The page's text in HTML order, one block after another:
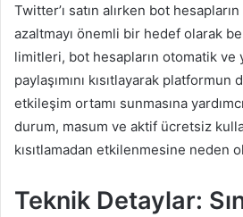
Twitter’ı satın alırken bot
azaltmayı önemli bir hedef olarak
limitleri, bot hesapların otomatik
paylaşımını kısıtlayarak platformun
etkileşim ortamı sunmasına
durum, masum ve aktif ücretsiz
kısıtlamadan etkilenmesine neden
Teknik Detaylar: